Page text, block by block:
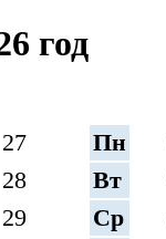
год
27
28
29
Пн
Вт
Ср